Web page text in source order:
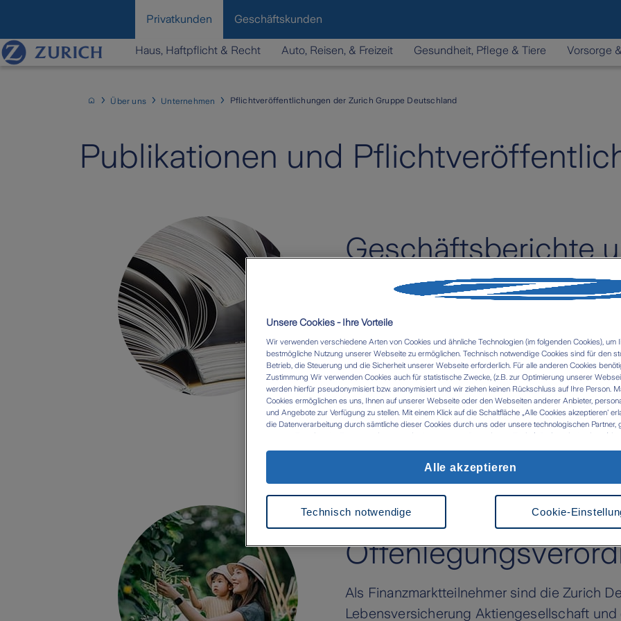
Privatkunden Geschäftskunden
Haus, Haftpflicht & Recht Auto, Reisen, & Freizeit Gesundheit, Pflege & Tiere Vorsorge
Über uns Unternehmen Pflichtveröffentlichungen der Zurich Gruppe Deutschland
Publikationen und
Geschäftsberichte
Hier finden Sie die Geschäftsberichte und
Reports (SFCR) der Gesellschaften der
Geschäftsberichte und SFCR
Offenlegungen
Als Finanzmarktteilnehmer sind die Zurich
Lebensversicherung Aktiengesellschaft
Unsere Cookies - Ihre Vorteile
Wir verwenden verschiedene Arten von Cookies und ähnliche Technologien (im folgenden Cookies), um
bestmögliche Nutzung unserer Webseite zu ermöglichen. Technisch notwendige Cookies sind für den
Betrieb, die Steuerung und die Sicherheit unserer Webseite erforderlich. Für alle anderen Cookies
Zustimmung Wir verwenden Cookies auch für statistische Zwecke, (z.B. zur Optimierung unserer
werden hierfür pseudonymisiert bzw. anonymisiert und wir ziehen keinen Rückschluss auf Ihre Person.
Cookies ermöglichen es uns, Ihnen auf unserer Webseite oder den Webseiten anderer Anbieter,
und Angebote zur Verfügung zu stellen. Mit einem Klick auf die Schaltfläche „Alle Cookies akzeptieren'
die Datenverarbeitung durch sämtliche dieser Cookies durch uns oder unsere technologischen Partner,
eigenen Zwecken. Im Zusammenhang mit der Nutzung von Drittanbieter-Tools (z.B. Google Analytics)
durchgesetzt werden können- Ihre Einwilligung können Sie jederzeit über die Cookie Einstellungen mit
Zukunft widerrufen. Weitere Informationen zu Cookies und der Widerrufsmöglichkeit finden Sie unter den
Datenschutz Impressum
Cookie-
Technisch notwendige
Alle akzeptieren